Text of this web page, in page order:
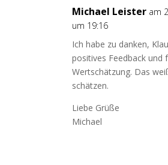
Michael Leister am
um 19:16
Ich habe zu danken,
positives Feedback und
Wertschätzung. Das
schätzen.
Liebe Grüße
Michael